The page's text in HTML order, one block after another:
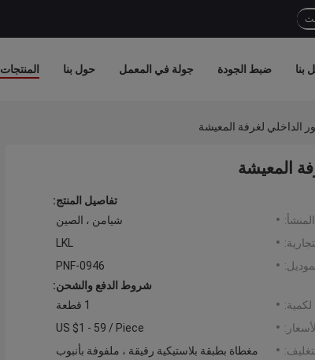
المنتجات حول بنا جولة في المعمل ضبط الجودة بنا
الداخلي لغرفة المعيشة
المعيشة
تفاصيل المنتج:
شيامن ، الصين
LKL
PNF-0946
شروط الدفع والشحن:
لكمية:
1 قطعة
الأسعار:
US $1 - 59 / Piece
مغطاة بطبقة بلاستيكية رقيقة ، ملفوفة بأنبوب